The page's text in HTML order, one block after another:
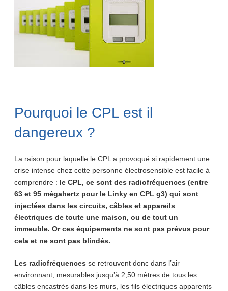
Pourquoi le CPL est il
dangereux ?
La raison pour laquelle le CPL a provoqué si rapidement une
crise intense chez cette personne électrosensible est facile à
comprendre : le CPL, ce sont des radiofréquences (entre
63 et 95 mégahertz pour le Linky en CPL g3) qui sont
injectées dans les circuits, câbles et appareils
électriques de toute une maison, ou de tout un
immeuble. Or ces équipements ne sont pas prévus pour
cela et ne sont pas blindés.
Les radiofréquences se retrouvent donc dans l’air
environnant, mesurables jusqu’à 2,50 mètres de tous les
câbles encastrés dans les murs, les fils électriques apparents